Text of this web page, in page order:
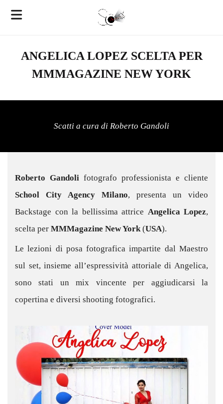
ANGELICA LOPEZ SCELTA PER
MMMAGAZINE NEW YORK
Scatti a cura di Roberto Gandoli
Roberto Gandoli fotografo professionista e cliente
School City Agency Milano, presenta un video
Backstage con la bellissima attrice Angelica Lopez,
scelta per MMMagazine New York(USA).
Le lezioni di posa fotografica impartite dal Maestro
sul set, insieme all’espressività attoriale di Angelica,
sono stati un mix vincente per aggiudicarsi la
copertina e diversi shooting fotografici.